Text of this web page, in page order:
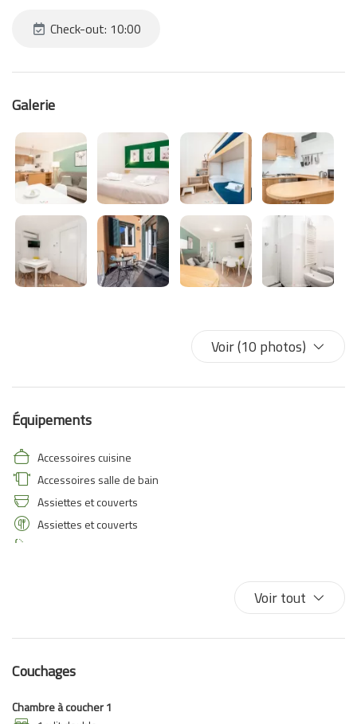
Check-out: 10:00
Galerie
Voir (10 photos)
Équipements
Accessoires cuisine
Accessoires salle de bain
Assiettes et couverts
Assiettes et couverts
Chauffage/climatiseur autonome
Couverts/ustensiles
Cuisinière
Voir tout
Couchages
Chambre à coucher 1